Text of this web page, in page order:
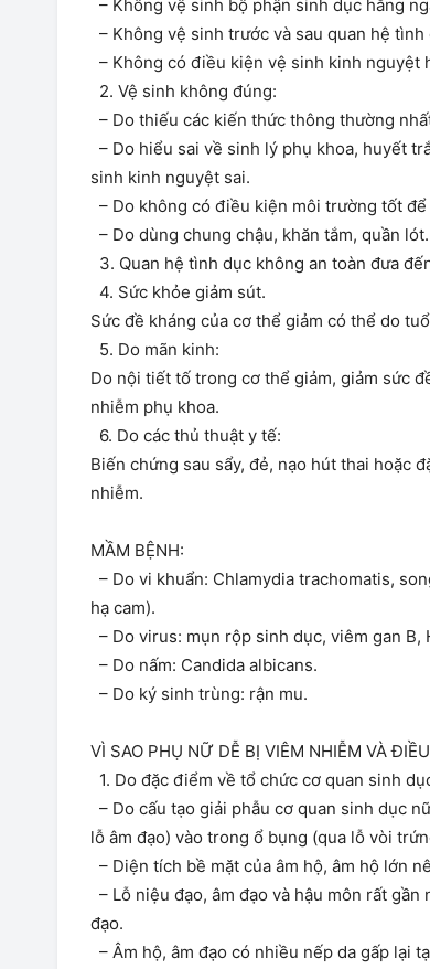
– Không vệ sinh bộ phận sinh dục hằng
– Không vệ sinh trước và sau quan hệ tình
– Không có điều kiện vệ sinh kinh nguyệt
2. Vệ sinh không đúng:
– Do thiếu các kiến thức thông thường
– Do hiểu sai về sinh lý phụ khoa, huyết
sinh kinh nguyệt sai.
– Do không có điều kiện môi trường tốt
– Do dùng chung chậu, khăn tắm, quần lót.
3. Quan hệ tình dục không an toàn đưa
4. Sức khỏe giảm sút.
Sức đề kháng của cơ thể giảm có thể do
5. Do mãn kinh:
Do nội tiết tố trong cơ thể giảm, giảm sức
nhiễm phụ khoa.
6. Do các thủ thuật y tế:
Biến chứng sau sẩy, đẻ, nạo hút thai hoặc
nhiễm.
MẦM BỆNH:
– Do vi khuẩn: Chlamydia trachomatis,
hạ cam).
– Do virus: mụn rộp sinh dục, viêm gan B,
– Do nấm: Candida albicans.
– Do ký sinh trùng: rận mu.
VÌ SAO PHỤ NỮ DỄ BỊ VIÊM NHIỄM VÀ
1. Do đặc điểm về tổ chức cơ quan sinh
– Do cấu tạo giải phẫu cơ quan sinh dục
lỗ âm đạo) vào trong ổ bụng (qua lỗ vòi
– Diện tích bề mặt của âm hộ, âm hộ lớn
– Lỗ niệu đạo, âm đạo và hậu môn rất
đạo.
– Âm hộ, âm đạo có nhiều nếp da gấp lại